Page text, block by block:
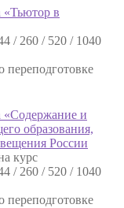
«Тьютор в
/ 260 / 520 / 1040
переподготовке
«Содержание и
образования,
России
курс
/ 260 / 520 / 1040
переподготовке